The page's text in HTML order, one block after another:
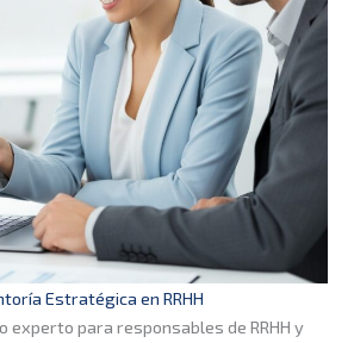
Estratégica en RRHH
experto para responsables de RRHH y